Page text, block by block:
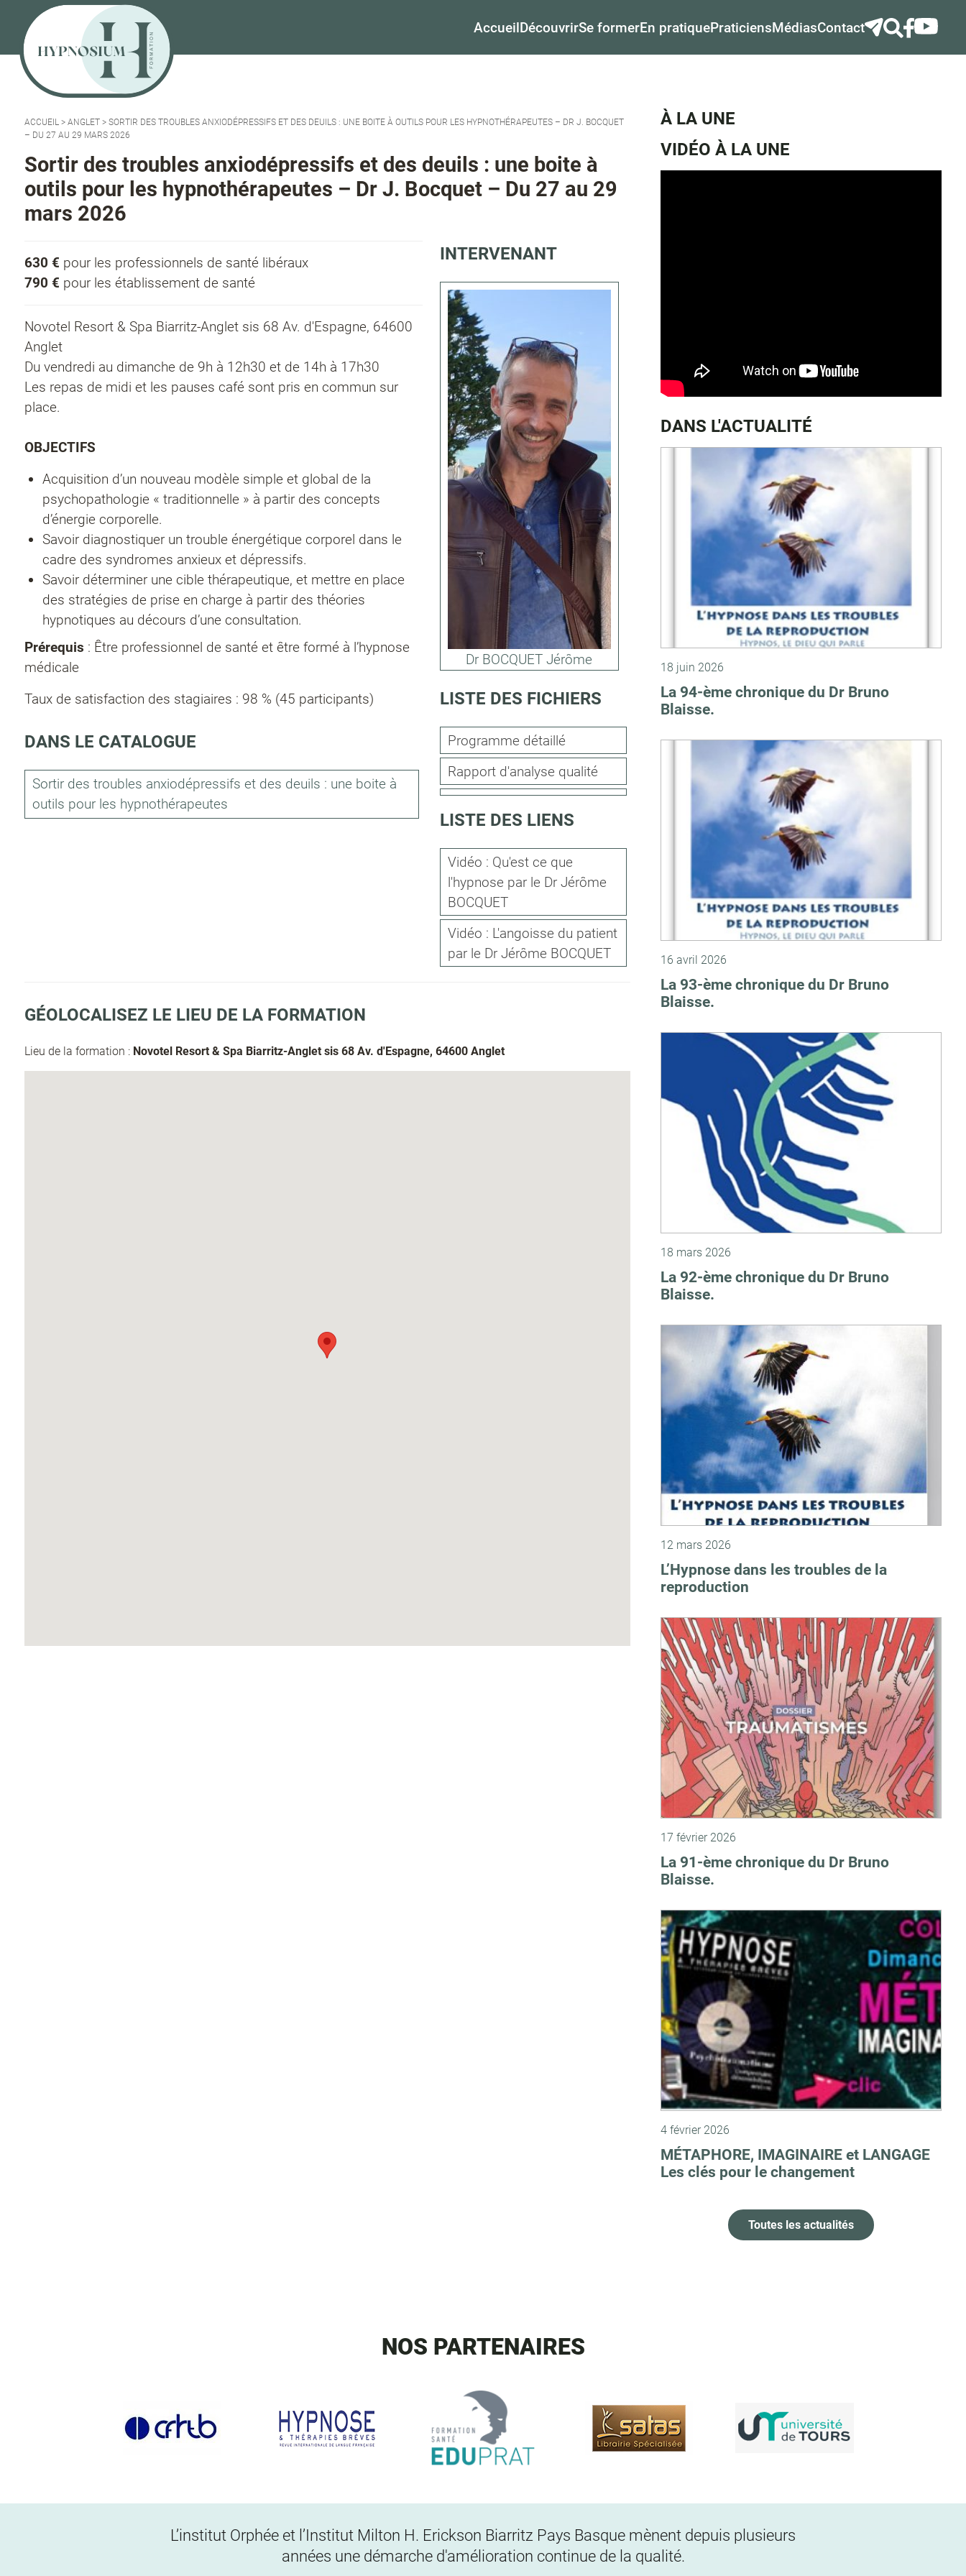
AccueilDécouvrirSe formerEn pratiquePraticiensMédiasContact
ACCUEIL > ANGLET > SORTIR DES TROUBLES ANXIODÉPRESSIFS ET DES DEUILS : UNE BOITE À OUTILS POUR LES HYPNOTHÉRAPEUTES – DR J. BOCQUET
– DU 27 AU 29 MARS 2026
Sortir des troubles anxiodépressifs et des deuils : une boite à
outils pour les hypnothérapeutes – Dr J. Bocquet – Du 27 au 29
mars 2026
630 € pour les professionnels de santé libéraux
790 € pour les établissement de santé
Novotel Resort & Spa Biarritz-Anglet sis 68 Av. d'Espagne, 64600
Anglet
Du vendredi au dimanche de 9h à 12h30 et de 14h à 17h30
Les repas de midi et les pauses café sont pris en commun sur
place.
OBJECTIFS
Acquisition d’un nouveau modèle simple et global de la
psychopathologie « traditionnelle » à partir des concepts
d’énergie corporelle.
Savoir diagnostiquer un trouble énergétique corporel dans le
cadre des syndromes anxieux et dépressifs.
Savoir déterminer une cible thérapeutique, et mettre en place
des stratégies de prise en charge à partir des théories
hypnotiques au décours d’une consultation.
Prérequis : Être professionnel de santé et être formé à l’hypnose
médicale
Taux de satisfaction des stagiaires : 98 % (45 participants)
DANS LE CATALOGUE
Sortir des troubles anxiodépressifs et des deuils : une boite à
outils pour les hypnothérapeutes
INTERVENANT
Dr BOCQUET Jérôme
LISTE DES FICHIERS
Programme détaillé
Rapport d'analyse qualité
LISTE DES LIENS
Vidéo : Qu'est ce que
l'hypnose par le Dr Jérôme
BOCQUET
Vidéo : L'angoisse du patient
par le Dr Jérôme BOCQUET
GÉOLOCALISEZ LE LIEU DE LA FORMATION
Lieu de la formation : Novotel Resort & Spa Biarritz-Anglet sis 68 Av. d'Espagne, 64600 Anglet
À LA UNE
VIDÉO À LA UNE
DANS L'ACTUALITÉ
18 juin 2026
La 94-ème chronique du Dr Bruno
Blaisse.
16 avril 2026
La 93-ème chronique du Dr Bruno
Blaisse.
18 mars 2026
La 92-ème chronique du Dr Bruno
Blaisse.
12 mars 2026
L’Hypnose dans les troubles de la
reproduction
17 février 2026
La 91-ème chronique du Dr Bruno
Blaisse.
4 février 2026
MÉTAPHORE, IMAGINAIRE et LANGAGE
Les clés pour le changement
Toutes les actualités
NOS PARTENAIRES
L’institut Orphée et l’Institut Milton H. Erickson Biarritz Pays Basque mènent depuis plusieurs
années une démarche d'amélioration continue de la qualité.